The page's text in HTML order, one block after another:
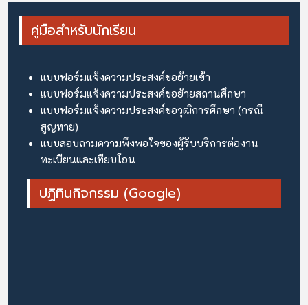
คู่มือสำหรับนักเรียน
แบบฟอร์มแจ้งความประสงค์ขอย้ายเข้า
แบบฟอร์มแจ้งความประสงค์ขอย้ายสถานศึกษา
แบบฟอร์มแจ้งความประสงค์ขอวุฒิการศึกษา (กรณี
สูญหาย)
แบบสอบถามความพึงพอใจของผู้รับบริการต่องาน
ทะเบียนและเทียบโอน
ปฏิทินกิจกรรม (Google)